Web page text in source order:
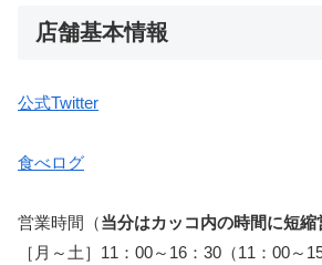
店舗基本情報
公式Twitter
食べログ
営業時間（当分はカッコ内の時間に短
［月～土］11：00～16：30（11：00